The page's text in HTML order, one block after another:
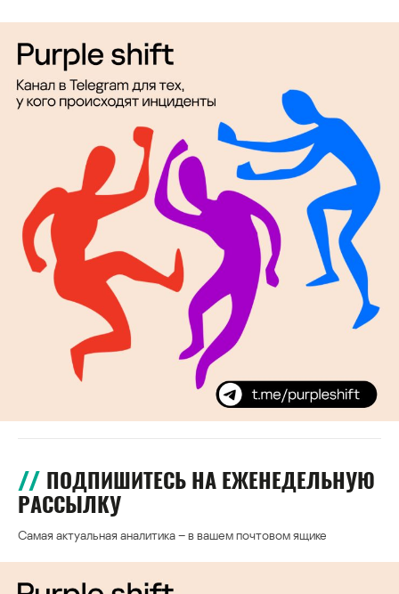
ПОДПИШИТЕСЬ НА ЕЖЕНЕДЕЛЬНУЮ
РАССЫЛКУ
Самая актуальная аналитика – в вашем почтовом ящике